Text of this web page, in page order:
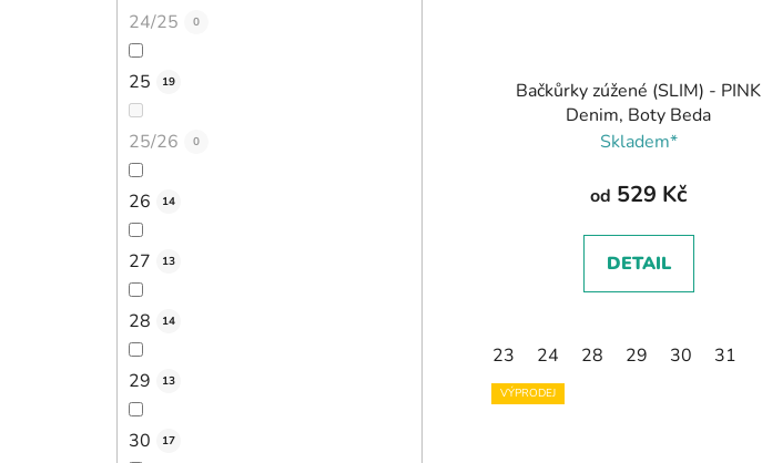
24/25 0
25 19
25/26 0
26 14
27 13
28 14
29 13
30 17
Bačkůrky zúžené (SLIM) - PINK
Denim, Boty Beda
Skladem*
od 529 Kč
DETAIL
23 24 28 29 30 31
VÝPRODEJ